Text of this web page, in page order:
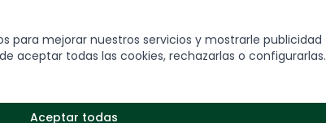
Grandes destinos
Viajes destacados
Formulario
para mejorar nuestros servicios y mostrarle publicidad
aceptar todas las cookies, rechazarlas o configurarlas.
Aceptar todas